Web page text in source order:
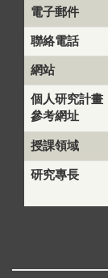
電子郵件
聯絡電話
網站
個人研究計畫
參考網址
授課領域
研究專長